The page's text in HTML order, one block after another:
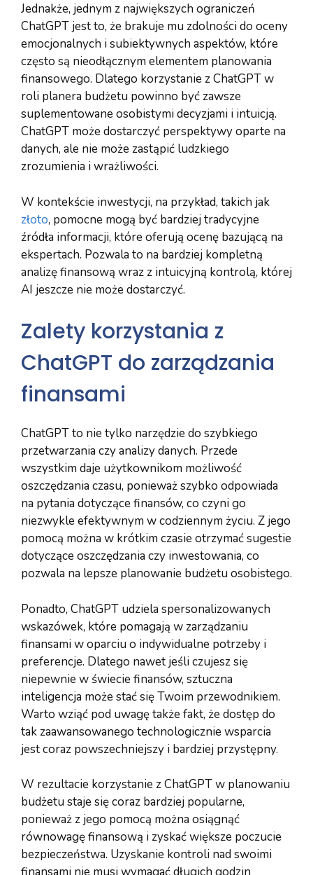
Jednakże, jednym z największych ograniczeń
ChatGPT jest to, że brakuje mu zdolności do oceny
emocjonalnych i subiektywnych aspektów, które
często są nieodłącznym elementem planowania
finansowego. Dlatego korzystanie z ChatGPT w
roli planera budżetu powinno być zawsze
suplementowane osobistymi decyzjami i intuicją.
ChatGPT może dostarczyć perspektywy oparte na
danych, ale nie może zastąpić ludzkiego
zrozumienia i wrażliwości.
W kontekście inwestycji, na przykład, takich jak
złoto, pomocne mogą być bardziej tradycyjne
źródła informacji, które oferują ocenę bazującą na
ekspertach. Pozwala to na bardziej kompletną
analizę finansową wraz z intuicyjną kontrolą, której
AI jeszcze nie może dostarczyć.
Zalety korzystania z
ChatGPT do zarządzania
finansami
ChatGPT to nie tylko narzędzie do szybkiego
przetwarzania czy analizy danych. Przede
wszystkim daje użytkownikom możliwość
oszczędzania czasu, ponieważ szybko odpowiada
na pytania dotyczące finansów, co czyni go
niezwykle efektywnym w codziennym życiu. Z jego
pomocą można w krótkim czasie otrzymać sugestie
dotyczące oszczędzania czy inwestowania, co
pozwala na lepsze planowanie budżetu osobistego.
Ponadto, ChatGPT udziela spersonalizowanych
wskazówek, które pomagają w zarządzaniu
finansami w oparciu o indywidualne potrzeby i
preferencje. Dlatego nawet jeśli czujesz się
niepewnie w świecie finansów, sztuczna
inteligencja może stać się Twoim przewodnikiem.
Warto wziąć pod uwagę także fakt, że dostęp do
tak zaawansowanego technologicznie wsparcia
jest coraz powszechniejszy i bardziej przystępny.
W rezultacie korzystanie z ChatGPT w planowaniu
budżetu staje się coraz bardziej popularne,
ponieważ z jego pomocą można osiągnąć
równowagę finansową i zyskać większe poczucie
bezpieczeństwa. Uzyskanie kontroli nad swoimi